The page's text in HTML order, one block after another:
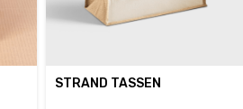
STRAND TASSEN